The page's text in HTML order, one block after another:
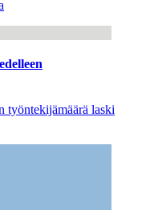
työntekijämäärä laski